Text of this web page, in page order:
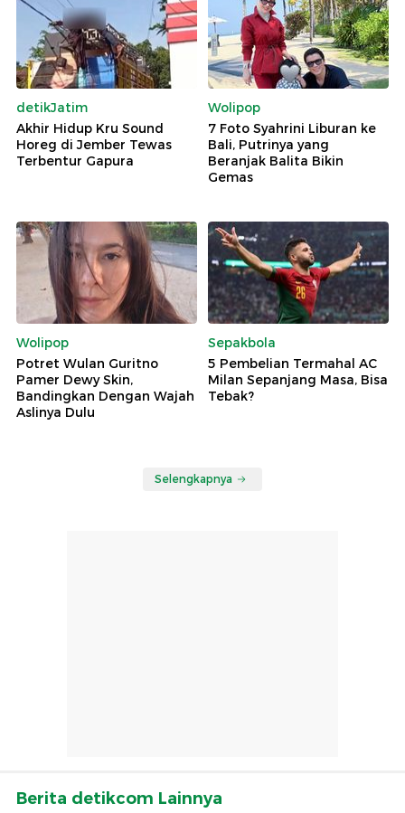
detikJatim
Akhir Hidup Kru Sound
Horeg di Jember Tewas
Terbentur Gapura
Wolipop
7 Foto Syahrini Liburan ke
Bali, Putrinya yang
Beranjak Balita Bikin
Gemas
Wolipop
Potret Wulan Guritno
Pamer Dewy Skin,
Bandingkan Dengan Wajah
Aslinya Dulu
Sepakbola
5 Pembelian Termahal AC
Milan Sepanjang Masa, Bisa
Tebak?
Selengkapnya
Berita detikcom Lainnya